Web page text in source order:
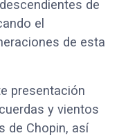
de
el
de esta
presentación
y vientos
de Chopin, así